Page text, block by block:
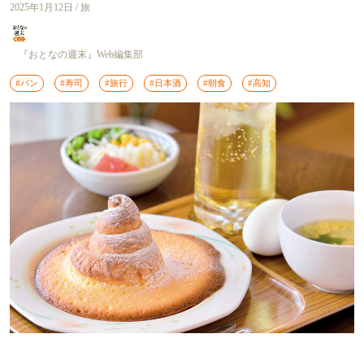
2025年1月12日 / 旅
『おとなの週末』Web編集部
#パン #寿司 #旅行 #日本酒 #朝食 #高知